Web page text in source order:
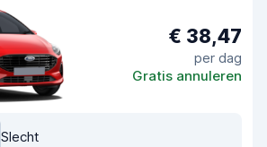
€ 38,47
per dag
Gratis annuleren
Slecht